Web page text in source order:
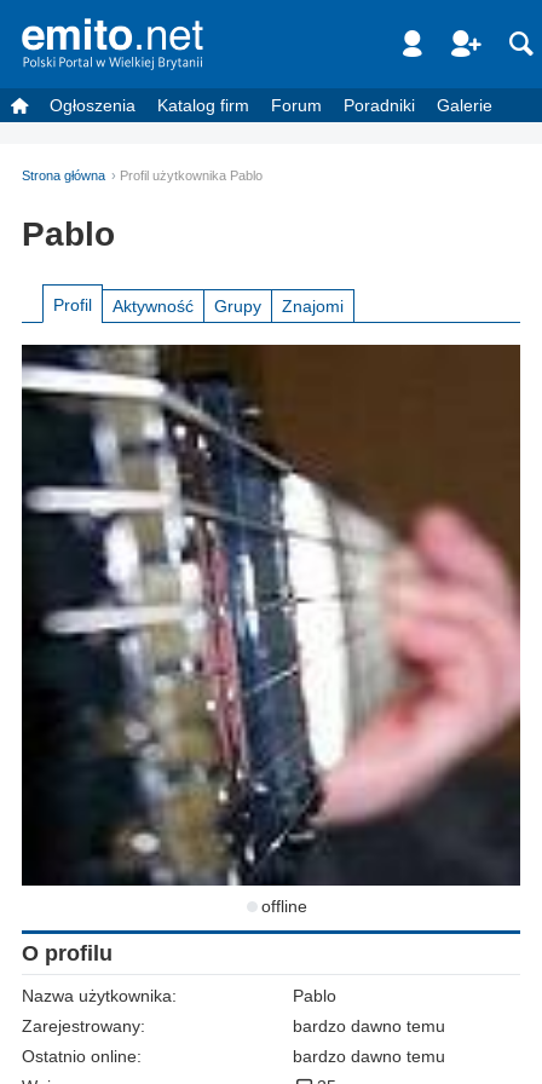
Ogłoszenia Katalog firm Forum Poradniki Galerie
Strona główna Profil użytkownika Pablo
Pablo
Profil Aktywność Grupy Znajomi
offline
O profilu
Nazwa użytkownika:
Pablo
Zarejestrowany:
bardzo dawno temu
Ostatnio online:
bardzo dawno temu